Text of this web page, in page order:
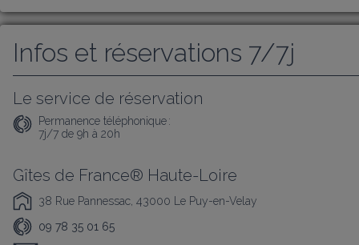
Infos et réservations 7/7j
Le service de réservation
Permanence téléphonique :
7j/7 de 9h à 20h
Gîtes de France® Haute-Loire
38 Rue Pannessac, 43000 Le Puy-en-Velay
09 78 35 01 65